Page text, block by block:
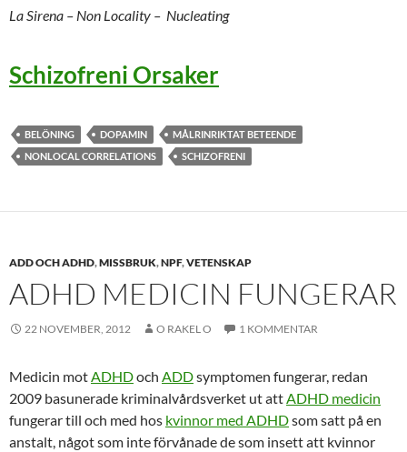
La Sirena – Non Locality – Nucleating
Schizofreni Orsaker
BELÖNING DOPAMIN
MÅLRINRIKTAT BETEENDE
NONLOCAL CORRELATIONS
SCHIZOFRENI
ADD OCH ADHD,MISSBRUK,NPF,VETENSKAP
ADHD MEDICIN FUNGERAR
22 NOVEMBER, 2012 O RAKEL O 1 KOMMENTAR
Medicin motADHDoch ADDsymptomen fungerar, redan
2009 basunerade kriminalvårdsverket ut attADHD medicin
fungerar till och med hos kvinnor med ADHDsom satt på en
anstalt, något som inte förvånade de som insett att kvinnor